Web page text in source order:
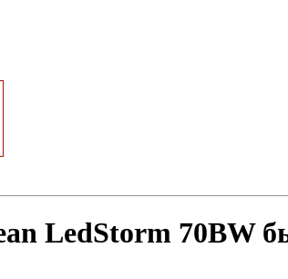
LedStorm 70BW